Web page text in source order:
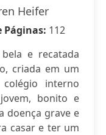
Heifer
Páginas: 112
e recatada
criada em um
interno
bonito e
doença grave e
casar e ter um